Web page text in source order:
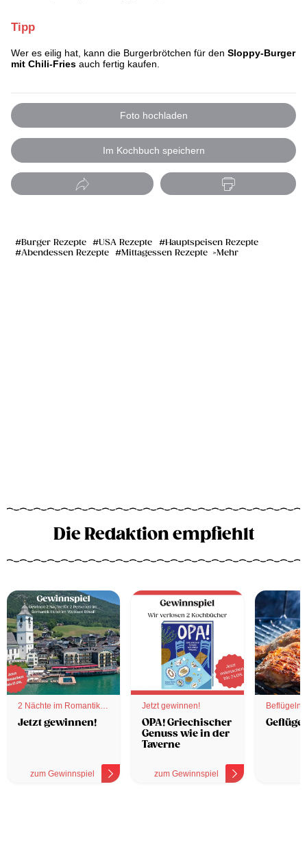
Tipp
Wer es eilig hat, kann die Burgerbrötchen für den Sloppy-Burger
mit Chili-Fries auch fertig kaufen.
Foto hochladen
Im Kochbuch speichern
Burger Rezepte USA Rezepte
Hauptspeisen Rezepte
Abendessen Rezepte
Mittagessen Rezepte Mehr
Die Redaktion empfiehlt
2 Nächte im Romantik
Hotel
Jetzt gewinnen!
zum Gewinnspiel
Jetzt gewinnen!
OPA! Griechischer
Genuss wie in der
Taverne
zum Gewinnspiel